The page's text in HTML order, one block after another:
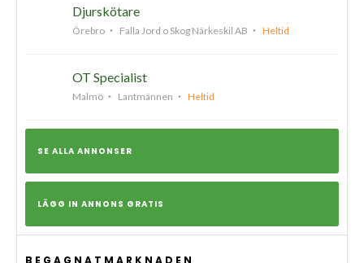
Djurskötare
Örebro Falla Jord o Skog Närkeskil AB Heltid
OT Specialist
Malmö Lantmännen Heltid
SE ALLA ANNONSER
LÄGG IN ANNONS GRATIS
BEGAGNATMARKNADEN